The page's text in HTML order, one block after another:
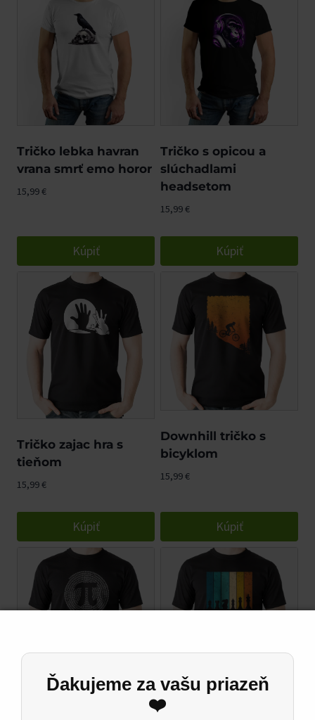
Tričko lebka havran
vrana smrť emo horor
15,99€
Kúpiť
Tričko s opicou a
slúchadlami
headsetom
15,99€
Kúpiť
Tričko zajac hra s
tieňom
15,99€
Kúpiť
Downhill tričko s
bicyklom
15,99€
Kúpiť
Matematické tričko PÍ Šach tričko Šachista
Ďakujeme za vašu priazeň
❤️